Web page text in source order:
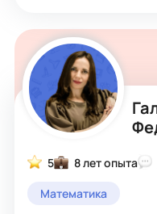
действительно не
Буду рад помочь вам
почувствовать
5 8 лет опыта
Математика